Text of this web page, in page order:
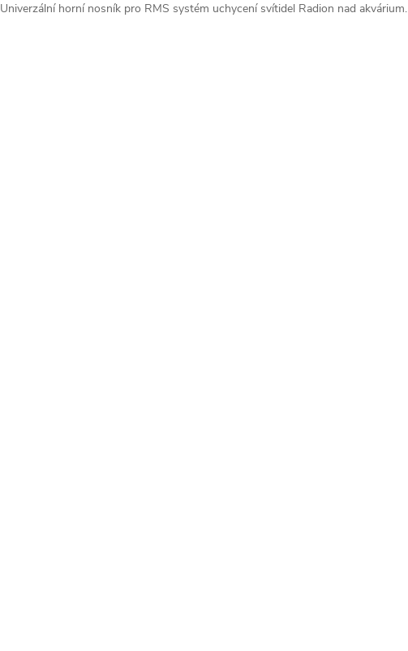
Univerzální horní nosník pro RMS systém uchycení svítidel Radion nad akvárium.